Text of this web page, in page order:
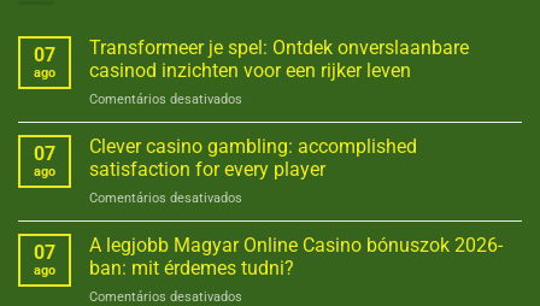
07
ago
Transformeer je spel: Ontdek onverslaanbare
casinod inzichten voor een rijker leven
Comentários desativados
Transformeer
je
Ontdek
casinod
inzichten
voor
07
ago
Clever casino gambling: accomplished
satisfaction for every player
Comentários desativados
Clever
casino
gambling:
accomplished
07
ago
A legjobb Magyar Online Casino bónuszok 2026-
ban: mit érdemes tudni?
Comentários desativados